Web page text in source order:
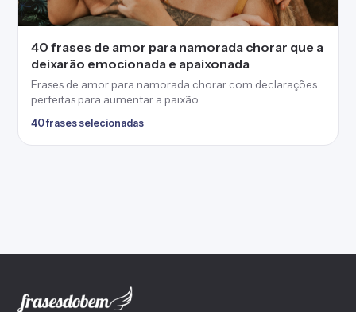
40 frases de amor para namorada chorar que a
deixarão emocionada e apaixonada
Frases de amor para namorada chorar com declarações
perfeitas para aumentar a paixão
40 frases selecionadas